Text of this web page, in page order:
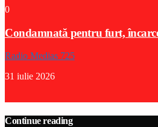
0
Condamnată pentru furt,
Radio Medias 725
31 iulie 2026
Continue reading